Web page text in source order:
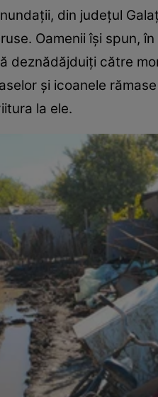
din județul
Oamenii își spun,
deznădăjduiți către
și icoanele
la ele.